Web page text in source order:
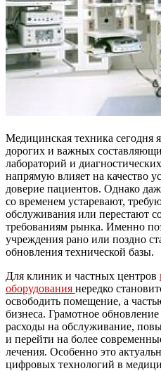
Медицинская техника сегодня
дорогих и важных
лабораторий и
напрямую влияет на качество
доверие пациентов. Однако
со временем устаревают,
обслуживания или перестают
требованиям рынка. Именно
учреждения рано или поздно
обновления технической базы.
Для клиник и частных центров
оборудования нередко
освободить помещение, а
бизнеса. Грамотное
расходы на обслуживание,
и перейти на более
лечения. Особенно это
цифровых технологий в